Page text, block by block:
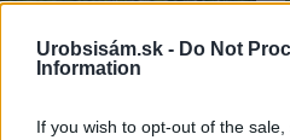
Urobsisám.sk - Do Not
Information
If you wish to opt-out of the